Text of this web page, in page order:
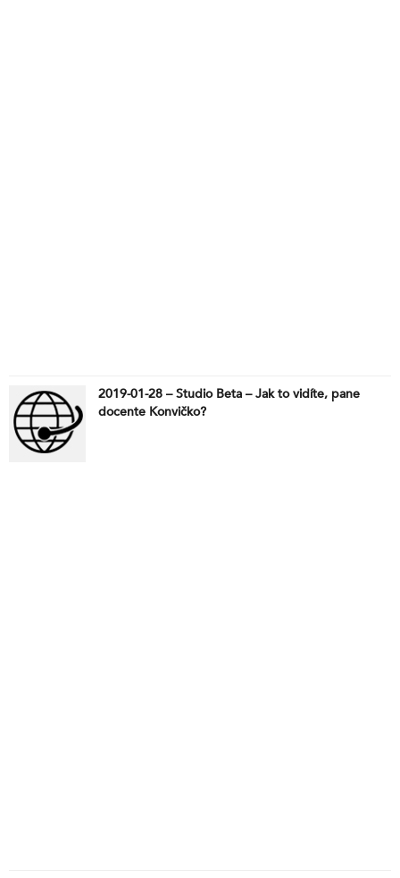
2019-01-28 – Studio Beta – Jak to vidíte, pane
docente Konvičko?